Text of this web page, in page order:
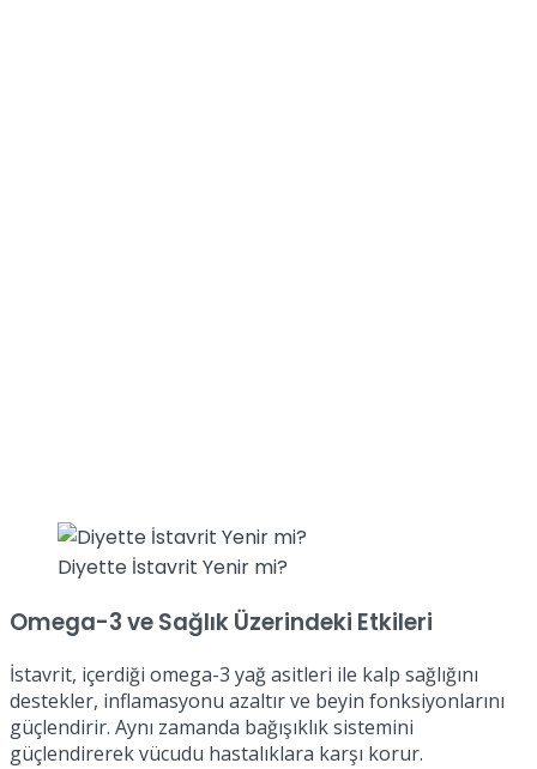
Diyette İstavrit Yenir mi?
Omega-3 ve Sağlık Üzerindeki Etkileri
İstavrit, içerdiği omega-3 yağ asitleri ile kalp sağlığını
destekler, inflamasyonu azaltır ve beyin fonksiyonlarını
güçlendirir. Aynı zamanda bağışıklık sistemini
güçlendirerek vücudu hastalıklara karşı korur.